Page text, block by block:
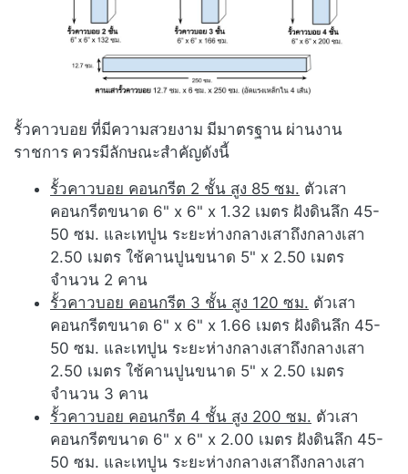
รั้วคาวบอย ที่มีความสวยงาม มีมาตรฐาน ผ่านงาน
ราชการ ควรมีลักษณะสำคัญดังนี้
รั้วคาวบอย คอนกรีต 2 ชั้น สูง 85 ซม. ตัวเสา
คอนกรีตขนาด 6" x 6" x 1.32 เมตร ฝังดินลึก 45-
50 ซม. และเทปูน ระยะห่างกลางเสาถึงกลางเสา
2.50 เมตร ใช้คานปูนขนาด 5" x 2.50 เมตร
จำนวน 2 คาน
รั้วคาวบอย คอนกรีต 3 ชั้น สูง 120 ซม. ตัวเสา
คอนกรีตขนาด 6" x 6" x 1.66 เมตร ฝังดินลึก 45-
50 ซม. และเทปูน ระยะห่างกลางเสาถึงกลางเสา
2.50 เมตร ใช้คานปูนขนาด 5" x 2.50 เมตร
จำนวน 3 คาน
รั้วคาวบอย คอนกรีต 4 ชั้น สูง 200 ซม. ตัวเสา
คอนกรีตขนาด 6" x 6" x 2.00 เมตร ฝังดินลึก 45-
50 ซม. และเทปูน ระยะห่างกลางเสาถึงกลางเสา